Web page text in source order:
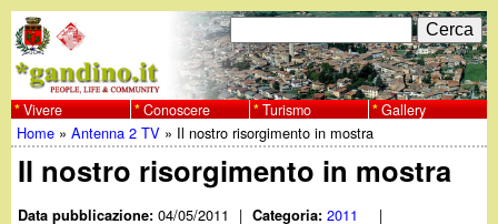
al
contenuto
principale
w
w
F
o
r
m
C
e
r
c
a
Vivere Conoscere Turismo Gallery
Tu
sei
Home »Antenna 2 TV » Il nostro risorgimento in mostra
Il nostro risorgimento in mostra
Data pubblicazione:04/05/2011 | Categoria:2011 |